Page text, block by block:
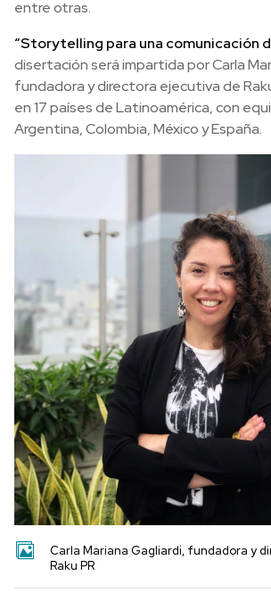
entre otras.
“Storytelling para una comunicación
disertación será impartida por Carla
fundadora y directora ejecutiva de
en 17 países de Latinoamérica, con
Argentina, Colombia, México y España.
Carla Mariana Gagliardi, fundadora y
Raku PR